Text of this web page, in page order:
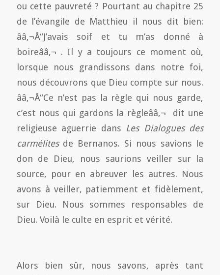
ou cette pauvreté ? Pourtant au chapitre 25
de l’évangile de Matthieu il nous dit bien:
ââ‚¬Å“J’avais soif et tu m’as donné à
boireââ‚¬ . Il y a toujours ce moment où,
lorsque nous grandissons dans notre foi,
nous découvrons que Dieu compte sur nous.
ââ‚¬Å“Ce n’est pas la règle qui nous garde,
c’est nous qui gardons la règleââ‚¬  dit une
religieuse aguerrie dans Les Dialogues des
carmélites de Bernanos. Si nous savions le
don de Dieu, nous saurions veiller sur la
source, pour en abreuver les autres. Nous
avons à veiller, patiemment et fidèlement,
sur Dieu. Nous sommes responsables de
Dieu. Voilà le culte en esprit et vérité.
Alors bien sûr, nous savons, après tant